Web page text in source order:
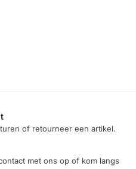
of retourneer een artikel.
met ons op of kom langs